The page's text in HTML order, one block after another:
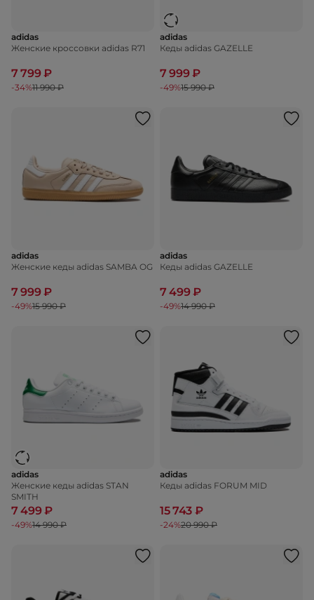
adidas
Женские кроссовки adidas R71
7 799 ₽
-34%11 990 ₽
adidas
Кеды adidas GAZELLE
7 999 ₽
-49%15 990 ₽
adidas
Женские кеды adidas SAMBA OG
7 999 ₽
-49%15 990 ₽
adidas
Кеды adidas GAZELLE
7 499 ₽
-49%14 990 ₽
adidas
Женские кеды adidas STAN
SMITH
7 499 ₽
-49%14 990 ₽
adidas
Кеды adidas FORUM MID
15 743 ₽
-24%20 990 ₽